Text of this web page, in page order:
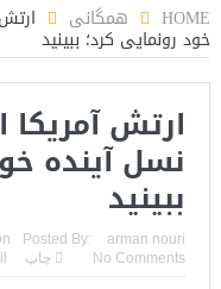
تحلیلگر حکومتی:
پابرجاست
ایران؛ واکنش ترامپ و
منیر به عربستان
مقاله: اپوزیسیون
ایران را می‌گیرد
HOME همگانی
خود رونمایی کرد؛ ببینید
ارتش
نسل آینده
ببینید
Posted By: arman nouri
No Comments
چاپ